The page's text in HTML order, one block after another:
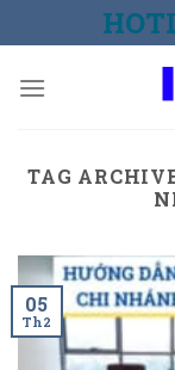
to
TAG
05
Th2